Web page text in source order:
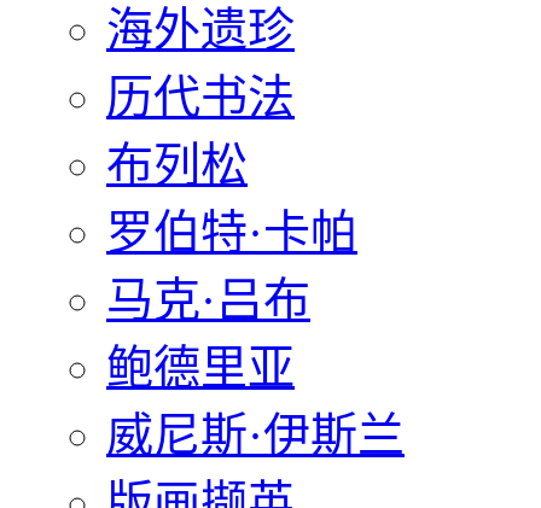
海外遗珍
历代书法
布列松
罗伯特·卡帕
马克·吕布
鲍德里亚
威尼斯·伊斯兰